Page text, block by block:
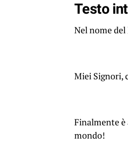
Testo
Nel nome
Miei Signori,
Finalmente è
mondo!